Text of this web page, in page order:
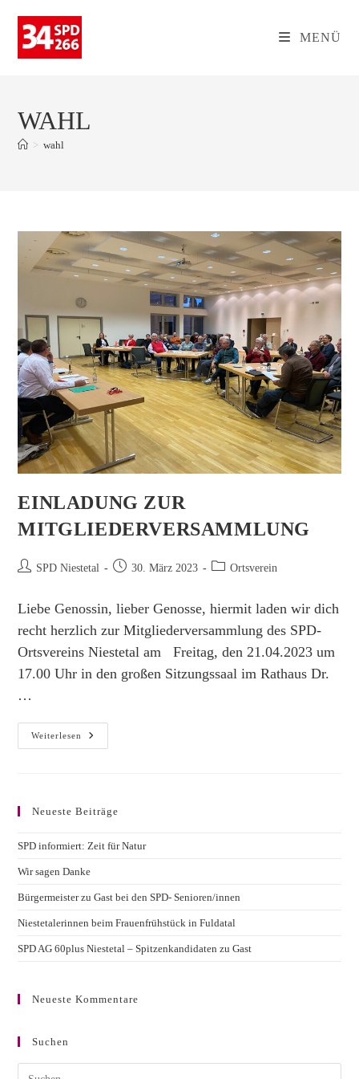
Inhalt
springen
MENÜ
WAHL
> wahl
EINLADUNG ZUR
MITGLIEDERVERSAMMLUNG
Beitrags-SPD Niestetal
Beitrag30. März 2023
Beitrags-
Ortsverein
Liebe Genossin, lieber Genosse, hiermit laden wir dich
recht herzlich zur Mitgliederversammlung des SPD-
Ortsvereins Niestetal am Freitag, den 21.04.2023 um
17.00 Uhr in den großen Sitzungssaal im Rathaus Dr.
…
Weiterlesen
Einladung
Zur
Neueste Beiträge
SPD informiert: Zeit für Natur
Wir sagen Danke
Bürgermeister zu Gast bei den SPD- Senioren/innen
Niestetalerinnen beim Frauenfrühstück in Fuldatal
SPD AG 60plus Niestetal – Spitzenkandidaten zu Gast
Neueste Kommentare
Suchen